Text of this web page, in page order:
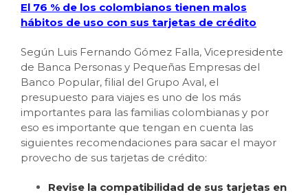
El 76 % de los colombianos tienen malos
hábitos de uso con sus tarjetas de crédito
Según Luis Fernando Gómez Falla, Vicepresidente
de Banca Personas y Pequeñas Empresas del
Banco Popular, filial del Grupo Aval, el
presupuesto para viajes es uno de los más
importantes para las familias colombianas y por
eso es importante que tengan en cuenta las
siguientes recomendaciones para sacar el mayor
provecho de sus tarjetas de crédito:
Revise la compatibilidad de sus tarjetas en